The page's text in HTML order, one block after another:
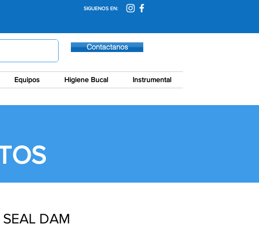
SIGUENOS EN:
Contactanos
Equipos Higiene Bucal Instrumental
SEAL DAM